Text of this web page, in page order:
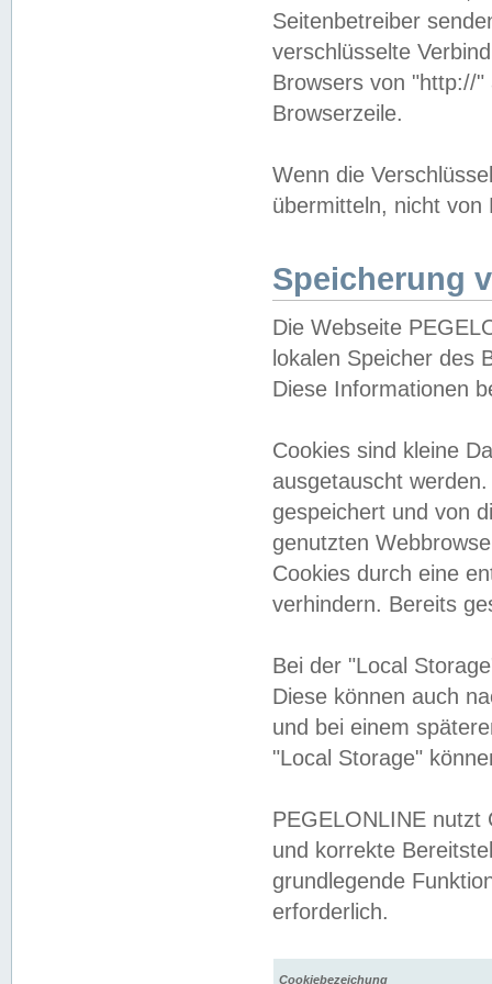
Seitenbetreiber
verschlüsselte
Browsers von "http://
Browserzeile.
Wenn die
übermitteln, nicht von
Speicherung
Die Webseite
lokalen Speicher des
Diese Informationen
Cookies sind kleine
ausgetauscht
gespeichert und von
genutzten
Cookies durch eine
verhindern. Bereits
Bei der "Local
Diese können auch
und bei einem
"Local Storage"
PEGELONLINE nutzt
und korrekte
grundlegende
erforderlich.
Cookiebezeichung